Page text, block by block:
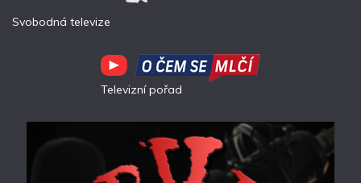
Svobodná televize
Televizní pořad